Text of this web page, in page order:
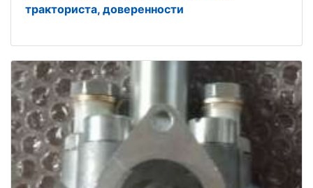
тракториста, доверенности